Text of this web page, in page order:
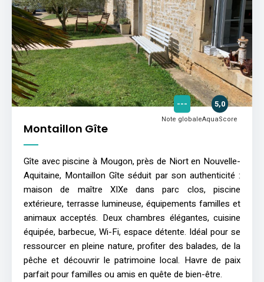
Montaillon Gîte
---
Note globale
5,0
AquaScore
Gîte avec piscine à Mougon, près de Niort en Nouvelle-
Aquitaine, Montaillon Gîte séduit par son authenticité :
maison de maître XIXe dans parc clos, piscine
extérieure, terrasse lumineuse, équipements familles et
animaux acceptés. Deux chambres élégantes, cuisine
équipée, barbecue, Wi-Fi, espace détente. Idéal pour se
ressourcer en pleine nature, profiter des balades, de la
pêche et découvrir le patrimoine local. Havre de paix
parfait pour familles ou amis en quête de bien-être.